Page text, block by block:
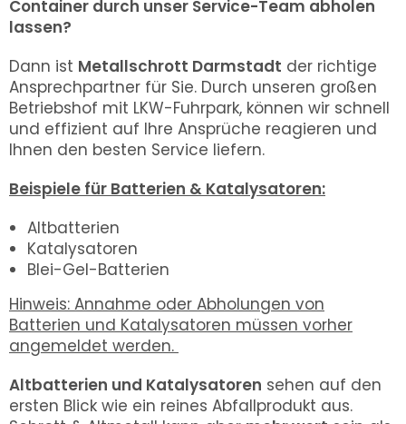
Container durch unser Service-Team abholen
lassen?
Dann ist Metallschrott Darmstadt der richtige
Ansprechpartner für Sie. Durch unseren großen
Betriebshof mit LKW-Fuhrpark, können wir schnell
und effizient auf Ihre Ansprüche reagieren und
Ihnen den besten Service liefern.
Beispiele für Batterien & Katalysatoren:
Altbatterien
Katalysatoren
Blei-Gel-Batterien
Hinweis: Annahme oder Abholungen von
Batterien und Katalysatoren müssen vorher
angemeldet werden.
Altbatterien und Katalysatoren sehen auf den
ersten Blick wie ein reines Abfallprodukt aus.